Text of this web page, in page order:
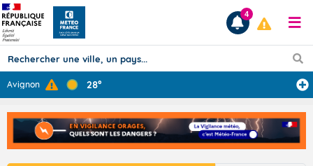
Prévisions
TOUS LES RÉSULTATS
4
Avignon 28°